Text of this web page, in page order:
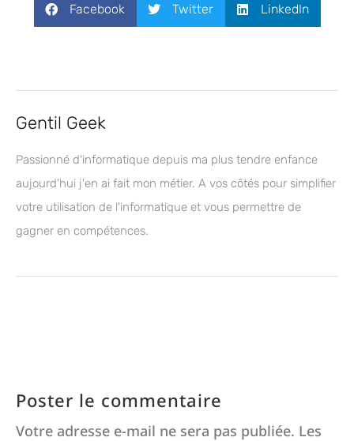
Facebook Twitter LinkedIn
Gentil Geek
Passionné d'informatique depuis ma plus tendre enfance
aujourd'hui j'en ai fait mon métier. A vos côtés pour simplifier
votre utilisation de l'informatique et vous permettre de
gagner en compétences.
Poster le commentaire
Votre adresse e-mail ne sera pas publiée. Les